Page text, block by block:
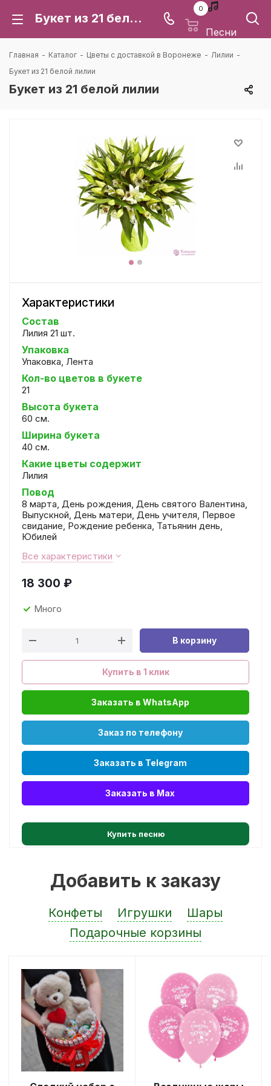
Букет из 21 белой лилии: цена и доставка в Воронеже | Каталея
0
Песни
Главная - Каталог - Цветы с доставкой в Воронеже - Лилии -
Букет из 21 белой лилии
Букет из 21 белой лилии
Характеристики
Состав
Лилия 21 шт.
Упаковка
Упаковка, Лента
Кол-во цветов в букете
21
Высота букета
60 см.
Ширина букета
40 см.
Какие цветы содержит
Лилия
Повод
8 марта, День рождения, День святого Валентина,
Выпускной, День матери, День учителя, Первое
свидание, Рождение ребенка, Татьянин день,
Юбилей
Все характеристики
18 300 ₽
Много
В корзину
Купить в 1 клик
Заказать в WhatsApp
Заказ по телефону
Заказать в Telegram
Заказать в Max
Купить песню
Добавить к заказу
Конфеты Игрушки
Шары
Подарочные корзины